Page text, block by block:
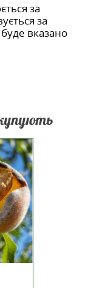
за
за
вказано